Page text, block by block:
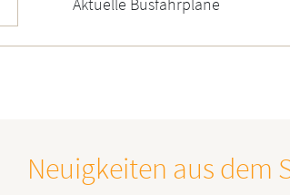
Aktuelle Busfahrpläne
Neuigkeiten aus dem